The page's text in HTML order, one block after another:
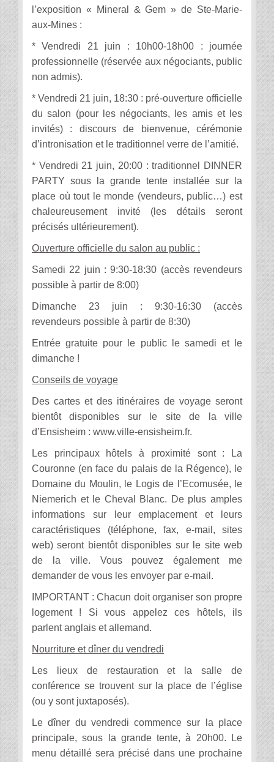
l’exposition « Mineral & Gem » de Ste-Marie-
aux-Mines :
* Vendredi 21 juin : 10h00-18h00 : journée
professionnelle (réservée aux négociants, public
non admis).
* Vendredi 21 juin, 18:30 : pré-ouverture officielle
du salon (pour les négociants, les amis et les
invités) : discours de bienvenue, cérémonie
d’intronisation et le traditionnel verre de l’amitié.
* Vendredi 21 juin, 20:00 : traditionnel DINNER
PARTY sous la grande tente installée sur la
place où tout le monde (vendeurs, public…) est
chaleureusement invité (les détails seront
précisés ultérieurement).
Ouverture officielle du salon au public :
Samedi 22 juin : 9:30-18:30 (accès revendeurs
possible à partir de 8:00)
Dimanche 23 juin : 9:30-16:30 (accès
revendeurs possible à partir de 8:30)
Entrée gratuite pour le public le samedi et le
dimanche !
Conseils de voyage
Des cartes et des itinéraires de voyage seront
bientôt disponibles sur le site de la ville
d’Ensisheim : www.ville-ensisheim.fr.
Les principaux hôtels à proximité sont : La
Couronne (en face du palais de la Régence), le
Domaine du Moulin, le Logis de l’Ecomusée, le
Niemerich et le Cheval Blanc. De plus amples
informations sur leur emplacement et leurs
caractéristiques (téléphone, fax, e-mail, sites
web) seront bientôt disponibles sur le site web
de la ville. Vous pouvez également me
demander de vous les envoyer par e-mail.
IMPORTANT : Chacun doit organiser son propre
logement ! Si vous appelez ces hôtels, ils
parlent anglais et allemand.
Nourriture et dîner du vendredi
Les lieux de restauration et la salle de
conférence se trouvent sur la place de l’église
(ou y sont juxtaposés).
Le dîner du vendredi commence sur la place
principale, sous la grande tente, à 20h00. Le
menu détaillé sera précisé dans une prochaine